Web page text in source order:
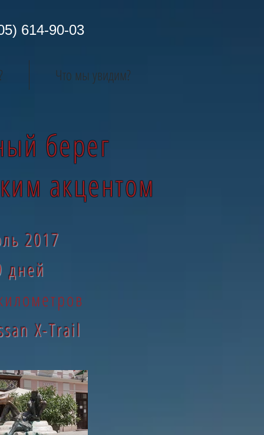
614-90-03
Что мы увидим?
берег
акцентом
2017
дней
X-Trail